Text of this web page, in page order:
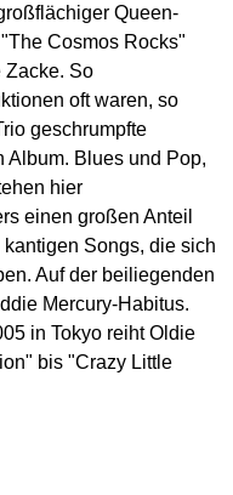
Queen-
Cosmos Rocks"
Zacke. So
oft waren, so
geschrumpfte
Album. Blues und Pop,
hier
einen großen Anteil
Songs, die sich
Auf der beiliegenden
Mercury-Habitus.
in Tokyo reiht Oldie
bis "Crazy Little